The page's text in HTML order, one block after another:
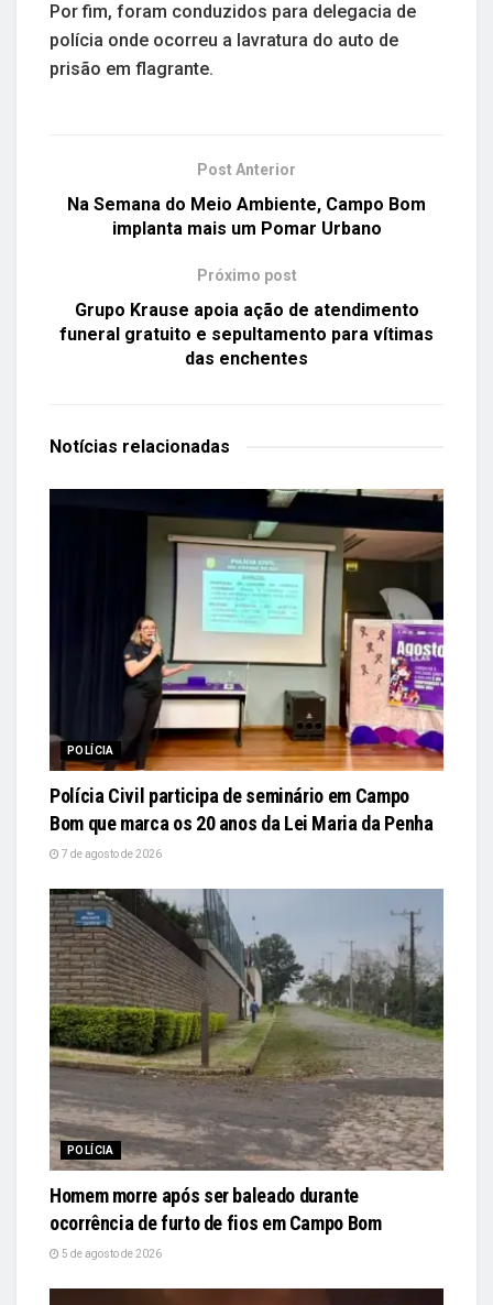
Por fim, foram conduzidos para delegacia de
polícia onde ocorreu a lavratura do auto de
prisão em flagrante.
Post Anterior
Na Semana do Meio Ambiente, Campo Bom
implanta mais um Pomar Urbano
Próximo post
Grupo Krause apoia ação de atendimento
funeral gratuito e sepultamento para vítimas
das enchentes
Notícias relacionadas
POLÍCIA
Polícia Civil participa de seminário em Campo
Bom que marca os 20 anos da Lei Maria da Penha
7 de agosto de 2026
POLÍCIA
Homem morre após ser baleado durante
ocorrência de furto de fios em Campo Bom
5 de agosto de 2026